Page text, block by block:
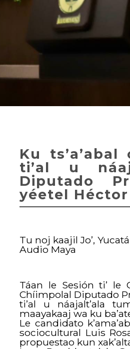
Ku
ti’al u
Diputado
yéetel
Tu noj kaajil Jo’,
Audio Maya
Táan le Sesión ti’ le
Chíimpolal Diputado
ti’al u náajalt’ala
maayakaaj wa ku
Le candidato
sociocultural Luis
propuestao kun